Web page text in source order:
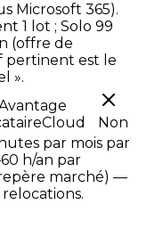
Microsoft 365).
1 lot ; Solo 99
(offre de
pertinent est le
».
Non
par mois par
h/an par
marché) —